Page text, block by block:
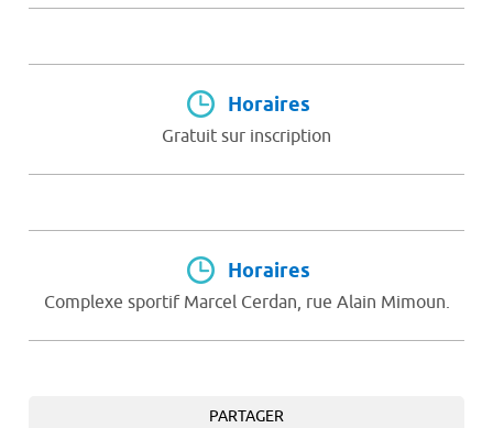
Horaires
Gratuit sur inscription
Horaires
Complexe sportif Marcel Cerdan, rue Alain Mimoun.
PARTAGER